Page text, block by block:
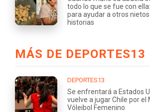
todo lo que se fue con
para ayudar a otros
historias
MÁS DE DEPORTES13
DEPORTES13
Se enfrentará a Estados
vuelve a jugar Chile por el
Vóleibol Femenino